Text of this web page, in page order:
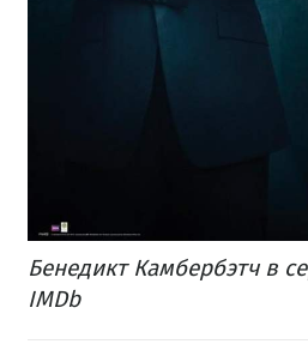
Бенедикт Камбербэтч в
IMDb